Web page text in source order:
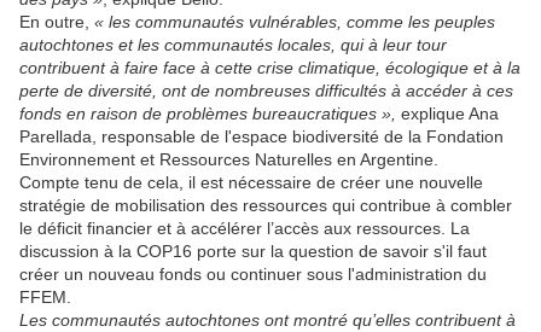
En outre, « les communautés vulnérables, comme les peuples
autochtones et les communautés locales, qui à leur tour
contribuent à faire face à cette crise climatique, écologique et à la
perte de diversité, ont de nombreuses difficultés à accéder à ces
fonds en raison de problèmes bureaucratiques », explique Ana
Parellada, responsable de l'espace biodiversité de la Fondation
Environnement et Ressources Naturelles en Argentine.
Compte tenu de cela, il est nécessaire de créer une nouvelle
stratégie de mobilisation des ressources qui contribue à combler
le déficit financier et à accélérer l’accès aux ressources. La
discussion à la COP16 porte sur la question de savoir s'il faut
créer un nouveau fonds ou continuer sous l'administration du
FFEM.
Les communautés autochtones ont montré qu’elles contribuent à